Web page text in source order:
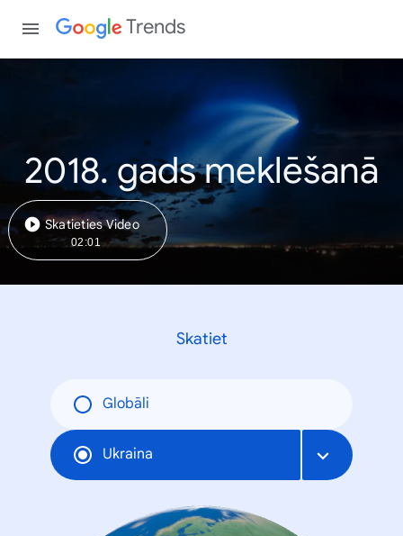
Trends
2018. gads meklēšanā
Skatieties Video
02:01
Skatiet
Globāli
Ukraina